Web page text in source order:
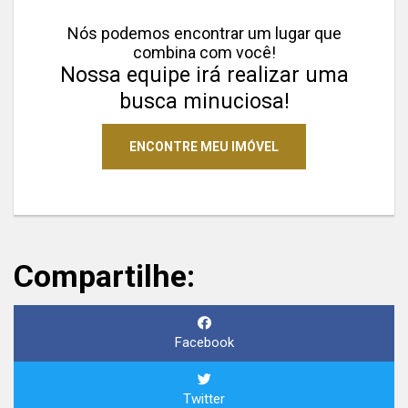
Nós podemos encontrar um lugar que
combina com você!
Nossa equipe irá realizar uma
busca minuciosa!
ENCONTRE MEU IMÓVEL
Compartilhe:
Facebook
Twitter